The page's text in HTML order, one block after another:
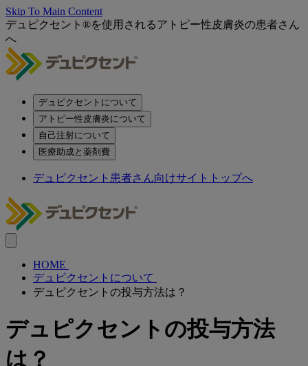
Skip To Main Content
デュピクセント®を使用されるアトピー性皮膚炎の患者さん
へ
デュピクセントについて
アトピー性皮膚炎について
自己注射について
医療助成と薬剤費
デュピクセント患者さん向けサイトトップへ
HOME
デュピクセントについて
デュピクセントの投与方法は？
デュピクセントの投与方法
は？